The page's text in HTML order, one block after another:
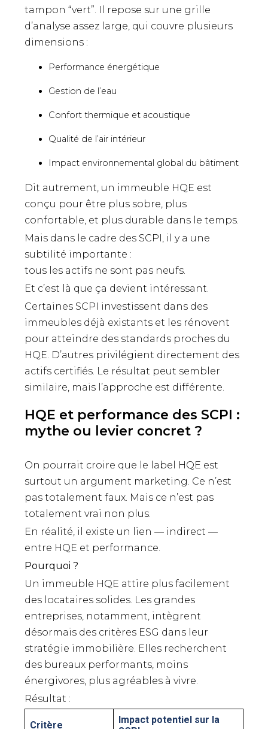
tampon “vert”. Il repose sur une grille
d’analyse assez large, qui couvre plusieurs
dimensions :
Performance énergétique
Gestion de l’eau
Confort thermique et acoustique
Qualité de l’air intérieur
Impact environnemental global du bâtiment
Dit autrement, un immeuble HQE est
conçu pour être plus sobre, plus
confortable, et plus durable dans le temps.
Mais dans le cadre des SCPI, il y a une
subtilité importante :
tous les actifs ne sont pas neufs.
Et c’est là que ça devient intéressant.
Certaines SCPI investissent dans des
immeubles déjà existants et les rénovent
pour atteindre des standards proches du
HQE. D’autres privilégient directement des
actifs certifiés. Le résultat peut sembler
similaire, mais l’approche est différente.
HQE et performance des SCPI :
mythe ou levier concret ?
On pourrait croire que le label HQE est
surtout un argument marketing. Ce n’est
pas totalement faux. Mais ce n’est pas
totalement vrai non plus.
En réalité, il existe un lien — indirect —
entre HQE et performance.
Pourquoi ?
Un immeuble HQE attire plus facilement
des locataires solides. Les grandes
entreprises, notamment, intègrent
désormais des critères ESG dans leur
stratégie immobilière. Elles recherchent
des bureaux performants, moins
énergivores, plus agréables à vivre.
Résultat :
Critère
Impact potentiel sur la